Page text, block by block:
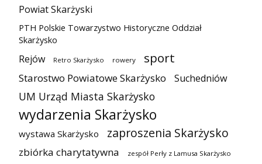
Powiat Skarżyski
PTH Polskie Towarzystwo Historyczne Oddział
Skarżysko
Rejów Retro Skarżysko rowery sport
Starostwo Powiatowe Skarżysko Suchedniów
UM Urząd Miasta Skarżysko
wydarzenia Skarżysko
wystawa Skarżysko zaproszenia Skarżysko
zbiórka charytatywna zespół Perły z Lamusa Skarżysko